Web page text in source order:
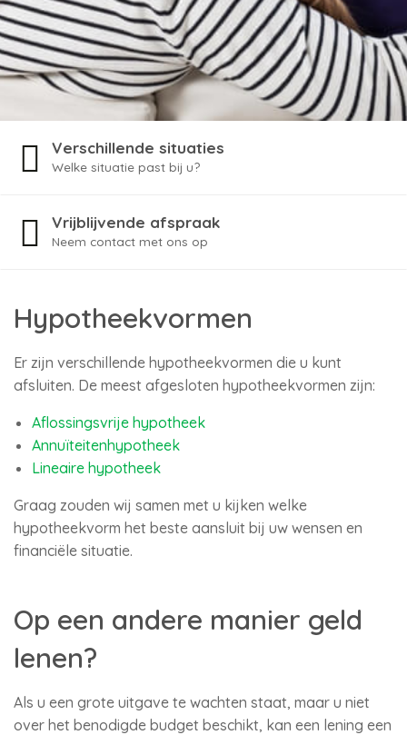
Verschillende situaties
Welke situatie past bij u?
Vrijblijvende afspraak
Neem contact met ons op
Hypotheekvormen
Er zijn verschillende hypotheekvormen die u kunt
afsluiten. De meest afgesloten hypotheekvormen zijn:
Aflossingsvrije hypotheek
Annuïteitenhypotheek
Lineaire hypotheek
Graag zouden wij samen met u kijken welke
hypotheekvorm het beste aansluit bij uw wensen en
financiële situatie.
Op een andere manier geld
lenen?
Als u een grote uitgave te wachten staat, maar u niet
over het benodigde budget beschikt, kan een lening een